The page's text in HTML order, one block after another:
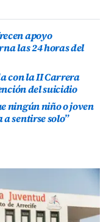
apoyo
las 24 horas del
con la II Carrera
del suicidio
ningún niño o joven
sentirse solo”